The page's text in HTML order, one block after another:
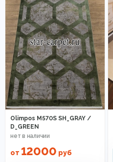
Olimpos M570S SH_GRAY /
D_GREEN
от 12000 руб